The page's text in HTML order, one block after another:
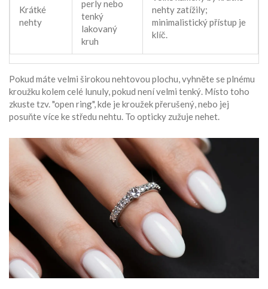
Krátké
nehty
perly nebo
tenký
lakovaný
kruh
nehty zatížily;
minimalistický přístup je
klíč.
Pokud máte velmi širokou nehtovou plochu, vyhněte se plnému
kroužku kolem celé lunuly, pokud není velmi tenký. Místo toho
zkuste tzv. "open ring", kde je kroužek přerušený, nebo jej
posuňte více ke středu nehtu. To opticky zužuje nehet.